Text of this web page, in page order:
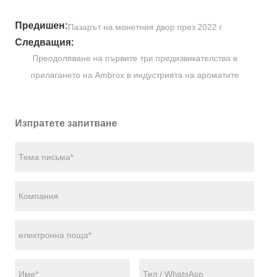
Предишен:Пазарът на монетния двор през 2022 г
Следващия:
Преодоляване на първите три предизвикателства в
прилагането на Ambrox в индустрията на ароматите
Изпратете запитване